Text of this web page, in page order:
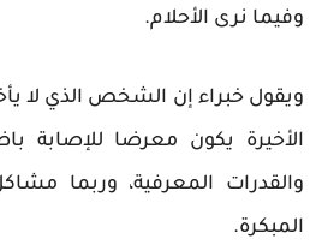
وفيما نرى الأحلام.
ويقول خبراء إن الشخص الذي لا
الأخيرة يكون معرضا للإصابة
والقدرات المعرفية، وربما
المبكرة.